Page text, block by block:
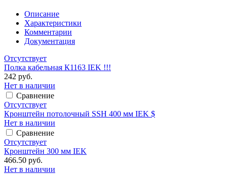
Описание
Характеристики
Комментарии
Документация
Отсутствует
Полка кабельная К1163 IEK !!!
242 руб.
Нет в наличии
Сравнение
Отсутствует
Кронштейн потолочный SSH 400 мм IEK $
Нет в наличии
Сравнение
Отсутствует
Кронштейн 300 мм IEK
466.50 руб.
Нет в наличии